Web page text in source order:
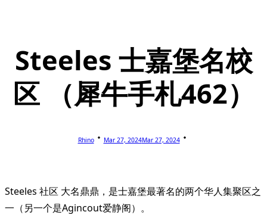
Steeles 士嘉堡名校
区 （犀牛手札462）
Rhino Mar 27, 2024Mar 27, 2024
Steeles 社区 大名鼎鼎，是士嘉堡最著名的两个华人集聚区之
一（另一个是Agincout爱静阁）。